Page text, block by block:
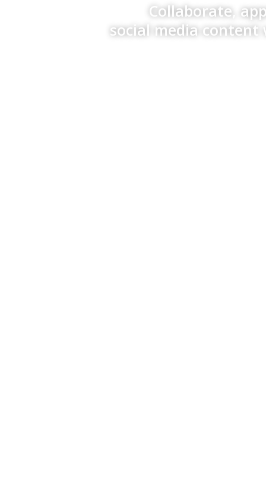
Collaborate,
social media